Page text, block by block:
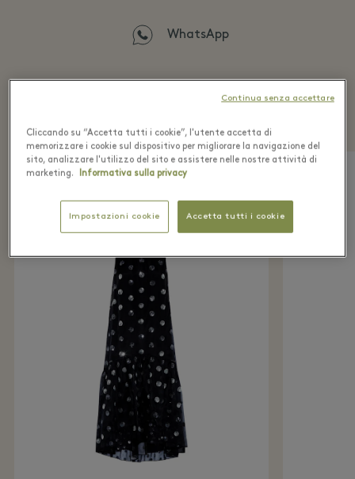
WhatsApp
Cliccando su “Accetta tutti i cookie”, l'utente accetta di
memorizzare i cookie sul dispositivo per migliorare la navigazione del
sito, analizzare l'utilizzo del sito e assistere nelle nostre attività di
marketing.
Informativa sulla privacy
Impostazioni cookie Accetta tutti i cookie
Continua senza accettare